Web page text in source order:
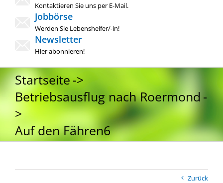
Kontaktieren Sie uns per E-Mail.
Jobbörse
Werden Sie Lebenshelfer/-in!
Newsletter
Hier abonnieren!
Startseite
Betriebsausflug nach Roermond
Auf den Fähren6
Zurück